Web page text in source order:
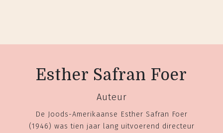
Esther Safran Foer
Auteur
De Joods-Amerikaanse Esther Safran Foer
(1946) was tien jaar lang uitvoerend directeur